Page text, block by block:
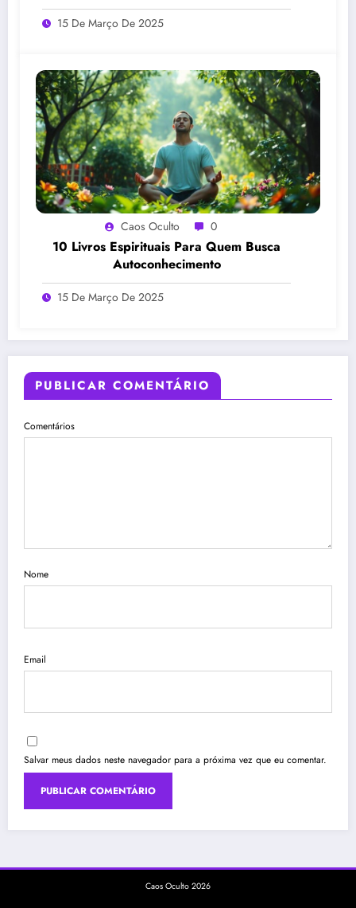
15 De Março De 2025
Caos Oculto 0
10 Livros Espirituais Para Quem Busca
Autoconhecimento
15 De Março De 2025
PUBLICAR COMENTÁRIO
Comentários
Nome
Email
Salvar meus dados neste navegador para a próxima vez que eu comentar.
Caos Oculto 2026